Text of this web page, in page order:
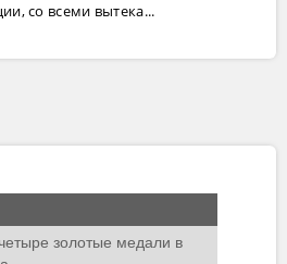
со всеми вытека...